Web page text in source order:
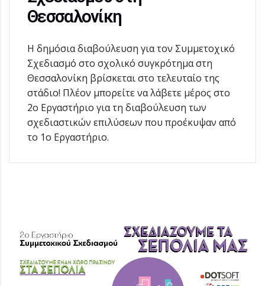
Θεσσαλονίκη
Η δημόσια διαβούλευση για τον Συμμετοχικό
Σχεδιασμό στο σχολικό συγκρότημα στη
Θεσσαλονίκη βρίσκεται στο τελευταίο της
στάδιο! Πλέον μπορείτε να λάβετε μέρος στο
2ο Εργαστήριο για τη διαβούλευση των
σχεδιαστικών επιλύσεων που προέκυψαν από
το 1ο Εργαστήριο.